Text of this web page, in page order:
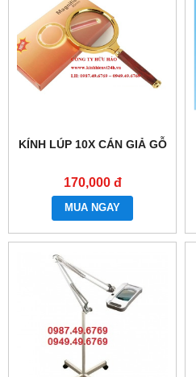
KÍNH LÚP 10X CÁN GIẢ GỖ
170,000 đ
MUA NGAY